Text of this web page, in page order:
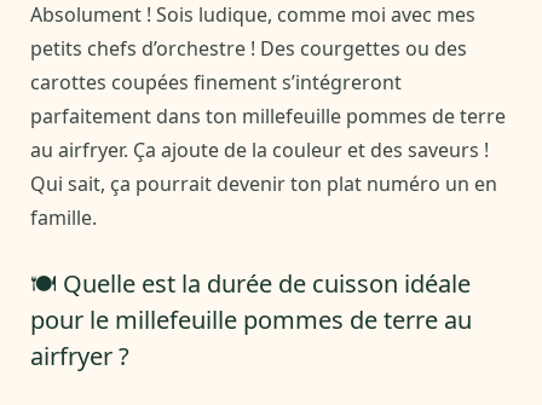
Absolument ! Sois ludique, comme moi avec mes
petits chefs d’orchestre ! Des courgettes ou des
carottes coupées finement s’intégreront
parfaitement dans ton millefeuille pommes de terre
au airfryer. Ça ajoute de la couleur et des saveurs !
Qui sait, ça pourrait devenir ton plat numéro un en
famille.
🍽️ Quelle est la durée de cuisson idéale
pour le millefeuille pommes de terre au
airfryer ?